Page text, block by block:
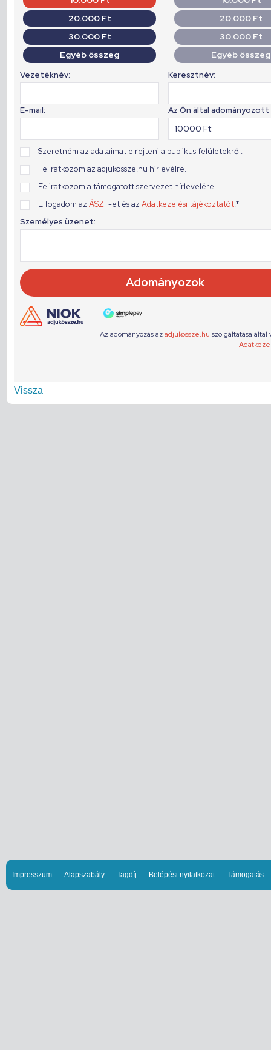
Vissza
Impresszum Alapszabály Tagdíj Belépési nyilatkozat Támogatás